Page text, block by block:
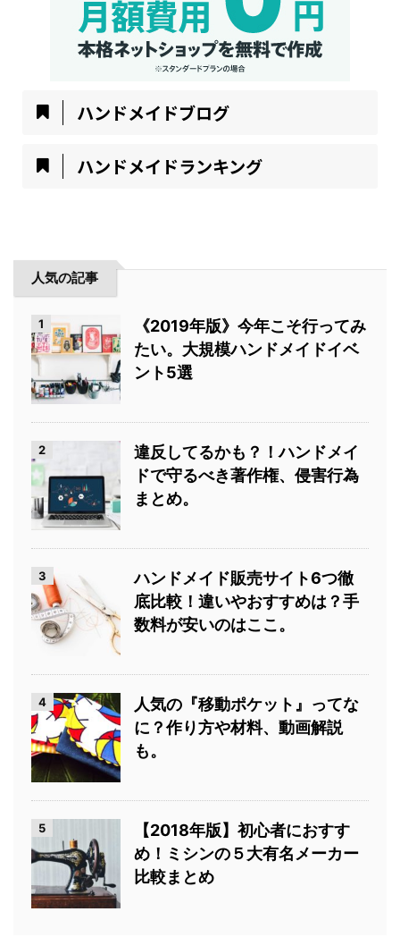
ハンドメイドブログ
ハンドメイドランキング
人気の記事
1
《2019年版》今年こそ行ってみ
たい。大規模ハンドメイドイベ
ント5選
2
違反してるかも？！ハンドメイ
ドで守るべき著作権、侵害行為
まとめ。
3
ハンドメイド販売サイト6つ徹
底比較！違いやおすすめは？手
数料が安いのはここ。
4
人気の『移動ポケット』ってな
に？作り方や材料、動画解説
も。
5
【2018年版】初心者におすす
め！ミシンの５大有名メーカー
比較まとめ